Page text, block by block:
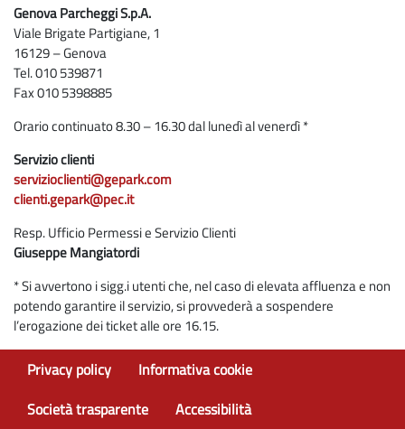
Genova Parcheggi S.p.A.
Viale Brigate Partigiane, 1
16129 – Genova
Tel. 010 539871
Fax 010 5398885
Orario continuato 8.30 – 16.30 dal lunedì al venerdì *
Servizio clienti
servizioclienti@gepark.com
clienti.gepark@pec.it
Resp. Ufficio Permessi e Servizio Clienti
Giuseppe Mangiatordi
* Si avvertono i sigg.i utenti che, nel caso di elevata affluenza e non
potendo garantire il servizio, si provvederà a sospendere
l’erogazione dei ticket alle ore 16.15.
Privacy policy
Informativa cookie
Società trasparente
Accessibilità